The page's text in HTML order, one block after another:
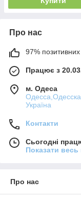
Про нас
97% позитивних
Працює з
м. Одеса
Україна
Контакти
Сьогодні
Показати весь
Про нас